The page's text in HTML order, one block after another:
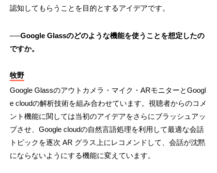
認知してもらうことを目的とするアイデアです。
──Google Glassのどのような機能を使うことを想定したの
ですか。
牧野
Google Glassのアウトカメラ・マイク・ARモニターとGoogl
e cloudの解析技術を組み合わせています。視聴者からのコメ
ント機能に関しては当初のアイデアをさらにブラッシュアッ
プさせ、Google cloudの自然言語処理を利用して最適な会話
トピックを逐次 AR グラス上にレコメンドして、会話が沈黙
にならないようにする機能に変えています。